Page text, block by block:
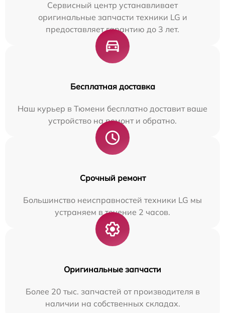
Сервисный центр устанавливает
оригинальные запчасти техники LG и
предоставляет гарантию до 3 лет.
Бесплатная доставка
Наш курьер в Тюмени бесплатно доставит ваше
устройство на ремонт и обратно.
Срочный ремонт
Большинство неисправностей техники LG мы
устраняем в течение 2 часов.
Оригинальные запчасти
Более 20 тыс. запчастей от производителя в
наличии на собственных складах.